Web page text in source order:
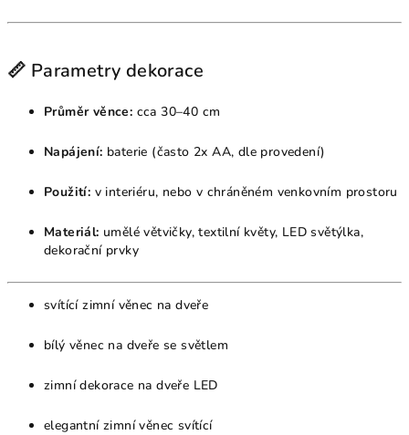
📏 Parametry dekorace
Průměr věnce: cca 30–40 cm
Napájení: baterie (často 2x AA, dle provedení)
Použití: v interiéru, nebo v chráněném venkovním prostoru
Materiál: umělé větvičky, textilní květy, LED světýlka,
dekorační prvky
svítící zimní věnec na dveře
bílý věnec na dveře se světlem
zimní dekorace na dveře LED
elegantní zimní věnec svítící